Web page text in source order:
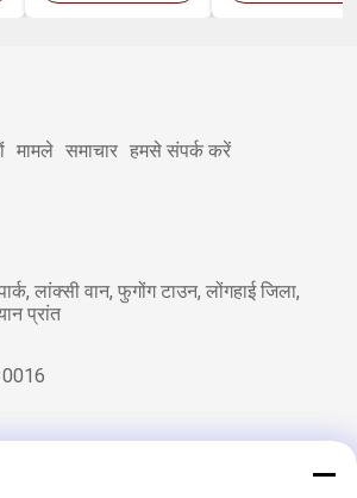
मामले समाचार हमसे संपर्क करें
लांक्सी वान, फुगोंग टाउन, लोंगहाई जिला,
प्रांत